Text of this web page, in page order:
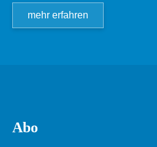
mehr erfahren
Abo